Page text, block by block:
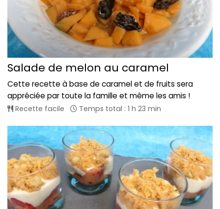
Salade de melon au caramel
Cette recette à base de caramel et de fruits sera
appréciée par toute la famille et même les amis !
Recette facile Temps total : 1 h 23 min